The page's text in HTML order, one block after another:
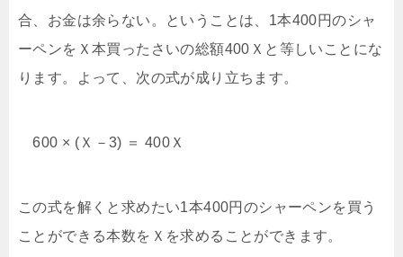
合、お金は余らない。ということは、1本400円のシャ
ーペンをＸ本買ったさいの総額400Ｘと等しいことにな
ります。よって、次の式が成り立ちます。
600 × (Ｘ－3) ＝ 400Ｘ
この式を解くと求めたい1本400円のシャーペンを買う
ことができる本数をＸを求めることができます。